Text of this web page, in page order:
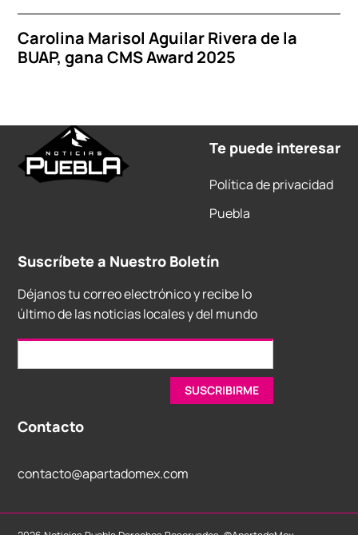
Carolina Marisol Aguilar Rivera de la
BUAP, gana CMS Award 2025
Te puede interesar
Política de privacidad
Puebla
Suscríbete a Nuestro Boletín
Déjanos tu correo electrónico y recibe lo
último de las noticias locales y del mundo
Contacto
contacto@apartadomex.com